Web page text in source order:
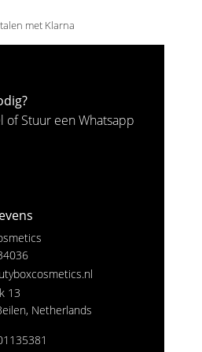
met Klarna
of Stuur een Whatsapp
13
Netherlands